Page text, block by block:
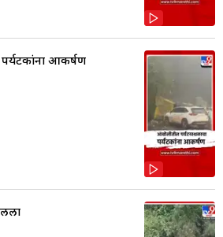
आकर्षण